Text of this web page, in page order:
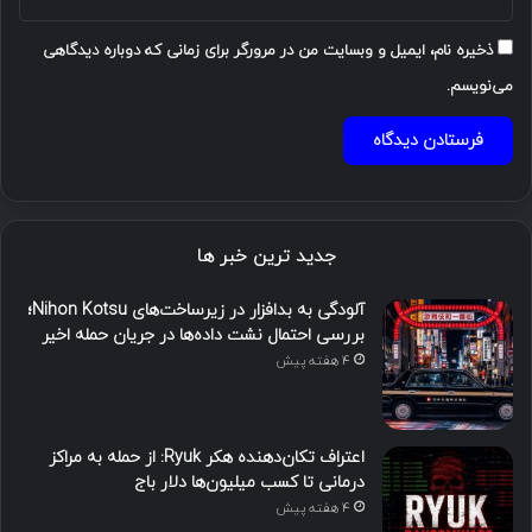
ذخیره نام، ایمیل و وبسایت من در مرورگر برای زمانی که دوباره دیدگاهی
می‌نویسم.
جدید ترین خبر ها
آلودگی به بدافزار در زیرساخت‌های Nihon Kotsu؛
بررسی احتمال نشت داده‌ها در جریان حمله اخیر
4 هفته پیش
اعتراف تکان‌دهنده هکر Ryuk: از حمله به مراکز
درمانی تا کسب میلیون‌ها دلار باج
4 هفته پیش